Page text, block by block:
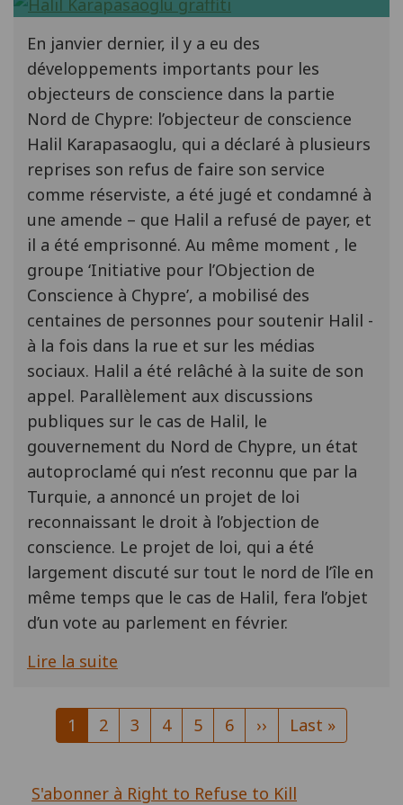
En janvier dernier, il y a eu des
développements importants pour les
objecteurs de conscience dans la partie
Nord de Chypre: l’objecteur de conscience
Halil Karapasaoglu, qui a déclaré à plusieurs
reprises son refus de faire son service
comme réserviste, a été jugé et condamné à
une amende – que Halil a refusé de payer, et
il a été emprisonné. Au même moment , le
groupe ‘Initiative pour l’Objection de
Conscience à Chypre’, a mobilisé des
centaines de personnes pour soutenir Halil -
à la fois dans la rue et sur les médias
sociaux. Halil a été relâché à la suite de son
appel. Parallèlement aux discussions
publiques sur le cas de Halil, le
gouvernement du Nord de Chypre, un état
autoproclamé qui n’est reconnu que par la
Turquie, a annoncé un projet de loi
reconnaissant le droit à l’objection de
conscience. Le projet de loi, qui a été
largement discuté sur tout le nord de l’île en
même temps que le cas de Halil, fera l’objet
d’un vote au parlement en février.
Lire la suite
Pagination
Page
courante
1 Page
2 Page
3 Page
4 Page
5 Page
6
Page
suivante
››
Dernière
page
Last »
S'abonner à Right to Refuse to Kill